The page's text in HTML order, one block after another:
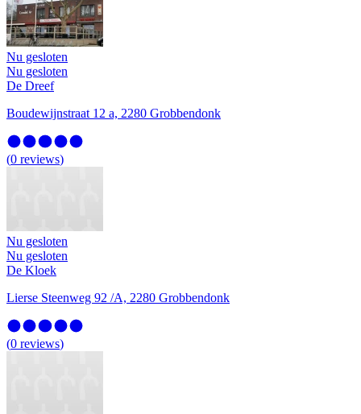
Nu gesloten
Nu gesloten
De Dreef
Boudewijnstraat 12 a, 2280 Grobbendonk
(0 reviews)
Nu gesloten
Nu gesloten
De Kloek
Lierse Steenweg 92 /A, 2280 Grobbendonk
(0 reviews)